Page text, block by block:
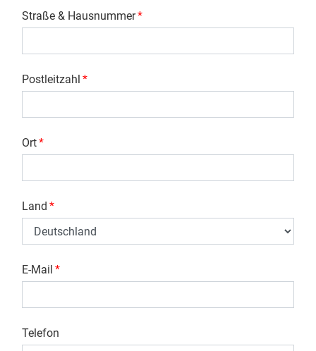
Straße & Hausnummer*
Postleitzahl *
Ort*
Land *
E-Mail *
Telefon